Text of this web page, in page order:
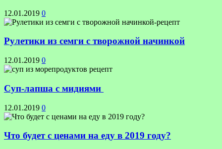
12.01.2019 0
Рулетики из семги с творожной начинкой
12.01.2019 0
Суп-лапша с мидиями
12.01.2019 0
Что будет с ценами на еду в 2019 году?